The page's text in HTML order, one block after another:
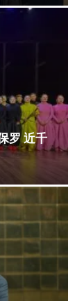
罗 近千